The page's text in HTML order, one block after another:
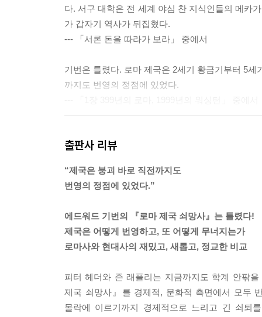
다. 서구 대학은 전 세계 야심 찬 지식인들의 메카
가 갑자기 역사가 뒤집혔다.
--- 「서론 돈을 따라가 보라」 중에서
기번은 틀렸다. 로마 제국은 2세기 황금기부터 5
까지도 번영의 정점에 있었다.
유해졌다. 그러나 그렇게 함으로써 두 제국은 의
--- 「2장 제국과 풍요로움」 중에서
러나 자세히 살펴보면, 그것의 서로 맞물린 경제
--- 「3장 라인강의 동쪽, 다뉴브강의 북쪽」 중에서
질적인 이익을 주었다. 그 결과, ‘서구와 그 나머지
--- 「4장 돈의 힘」 중에서
출판사 리뷰
“제국은 붕괴 바로 직전까지도
번영의 정점에 있었다.”
에드워드 기번의 『로마 제국 쇠망사』는 틀렸다!
제국은 어떻게 번영하고, 또 어떻게 무너지는가
로마사와 현대사의 재밌고, 새롭고, 정교한 비교
피터 헤더와 존 래플리는 지금까지도 학계 안팎
제국 쇠망사』를 경제적, 문화적 측면에서 모두
몰락에 이르기까지 경제적으로 느리고 긴 쇠퇴